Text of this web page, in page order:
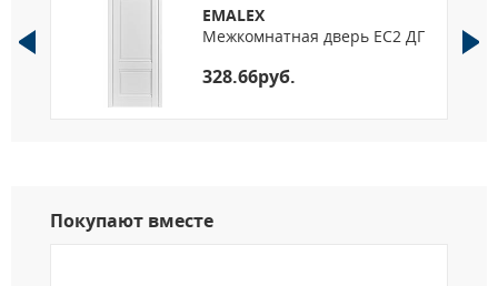
По высоте: от 1900 мм до 2400 мм, шаг 50 мм.
EMALEX
Межкомнатная дверь EC2 ДГ
328.66руб.
Покупают вместе